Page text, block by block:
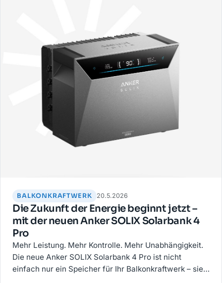
BALKONKRAFTWERK 20.5.2026
Die Zukunft der Energie beginnt jetzt –
mit der neuen Anker SOLIX Solarbank 4
Pro
Mehr Leistung. Mehr Kontrolle. Mehr Unabhängigkeit.
Die neue Anker SOLIX Solarbank 4 Pro ist nicht
einfach nur ein Speicher für Ihr Balkonkraftwerk – sie